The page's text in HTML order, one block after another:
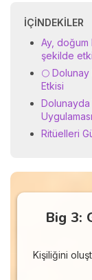
İÇINDEKILER
Ay,
şekilde
🌕
Etkisi
Dolunayda
Uygulaması
Ritüelleri
Big 3:
Kişiliğini